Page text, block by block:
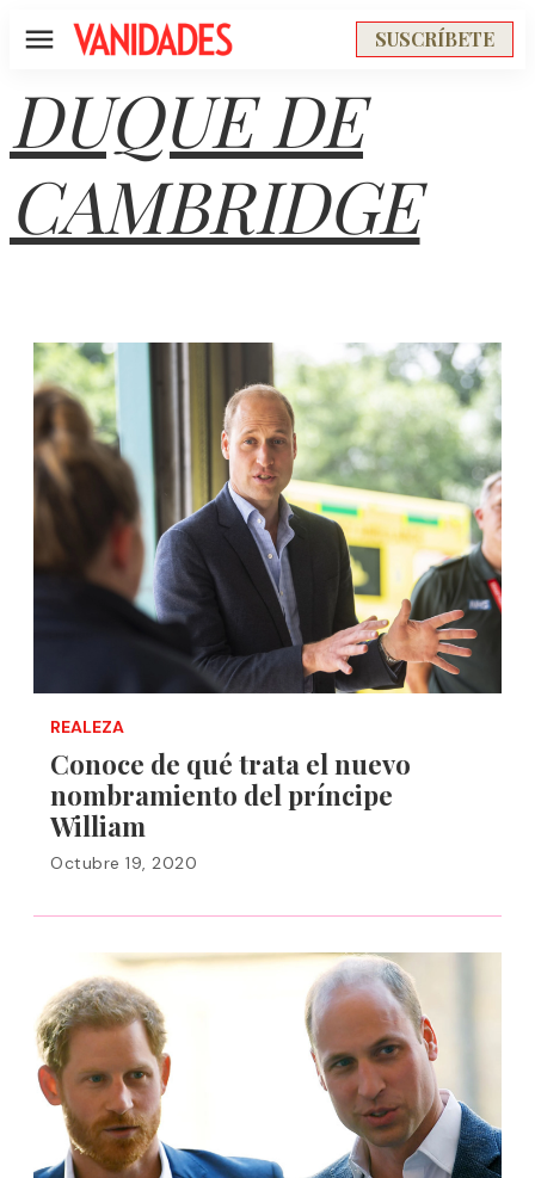
Menú SUSCRÍBETE
DUQUE DE
CAMBRIDGE
REALEZA
Conoce de qué trata el nuevo
nombramiento del príncipe
William
Octubre 19, 2020